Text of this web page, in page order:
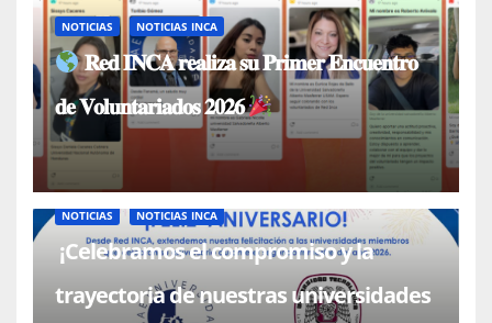
NOTICIAS NOTICIAS INCA
𝐑𝐞𝐝 𝐈𝐍𝐂𝐀 𝐫𝐞𝐚𝐥𝐢𝐳𝐚 𝐬𝐮 𝐏𝐫𝐢𝐦𝐞𝐫 𝐄𝐧𝐜𝐮𝐞𝐧𝐭𝐫𝐨
𝐝𝐞 𝐕𝐨𝐥𝐮𝐧𝐭𝐚𝐫𝐢𝐚𝐝𝐨𝐬 𝟐𝟎𝟐𝟔
NOTICIAS NOTICIAS INCA
¡Celebramos el compromiso y la
trayectoria de nuestras universidades